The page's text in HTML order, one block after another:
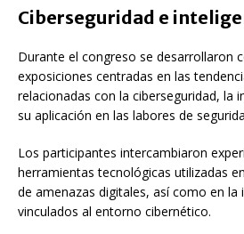
Ciberseguridad e
Durante el congreso se desarrollaron
exposiciones centradas en las
relacionadas con la ciberseguridad, la
su aplicación en las labores de
Los participantes intercambiaron
herramientas tecnológicas utilizadas
de amenazas digitales, así como en la
vinculados al entorno cibernético.